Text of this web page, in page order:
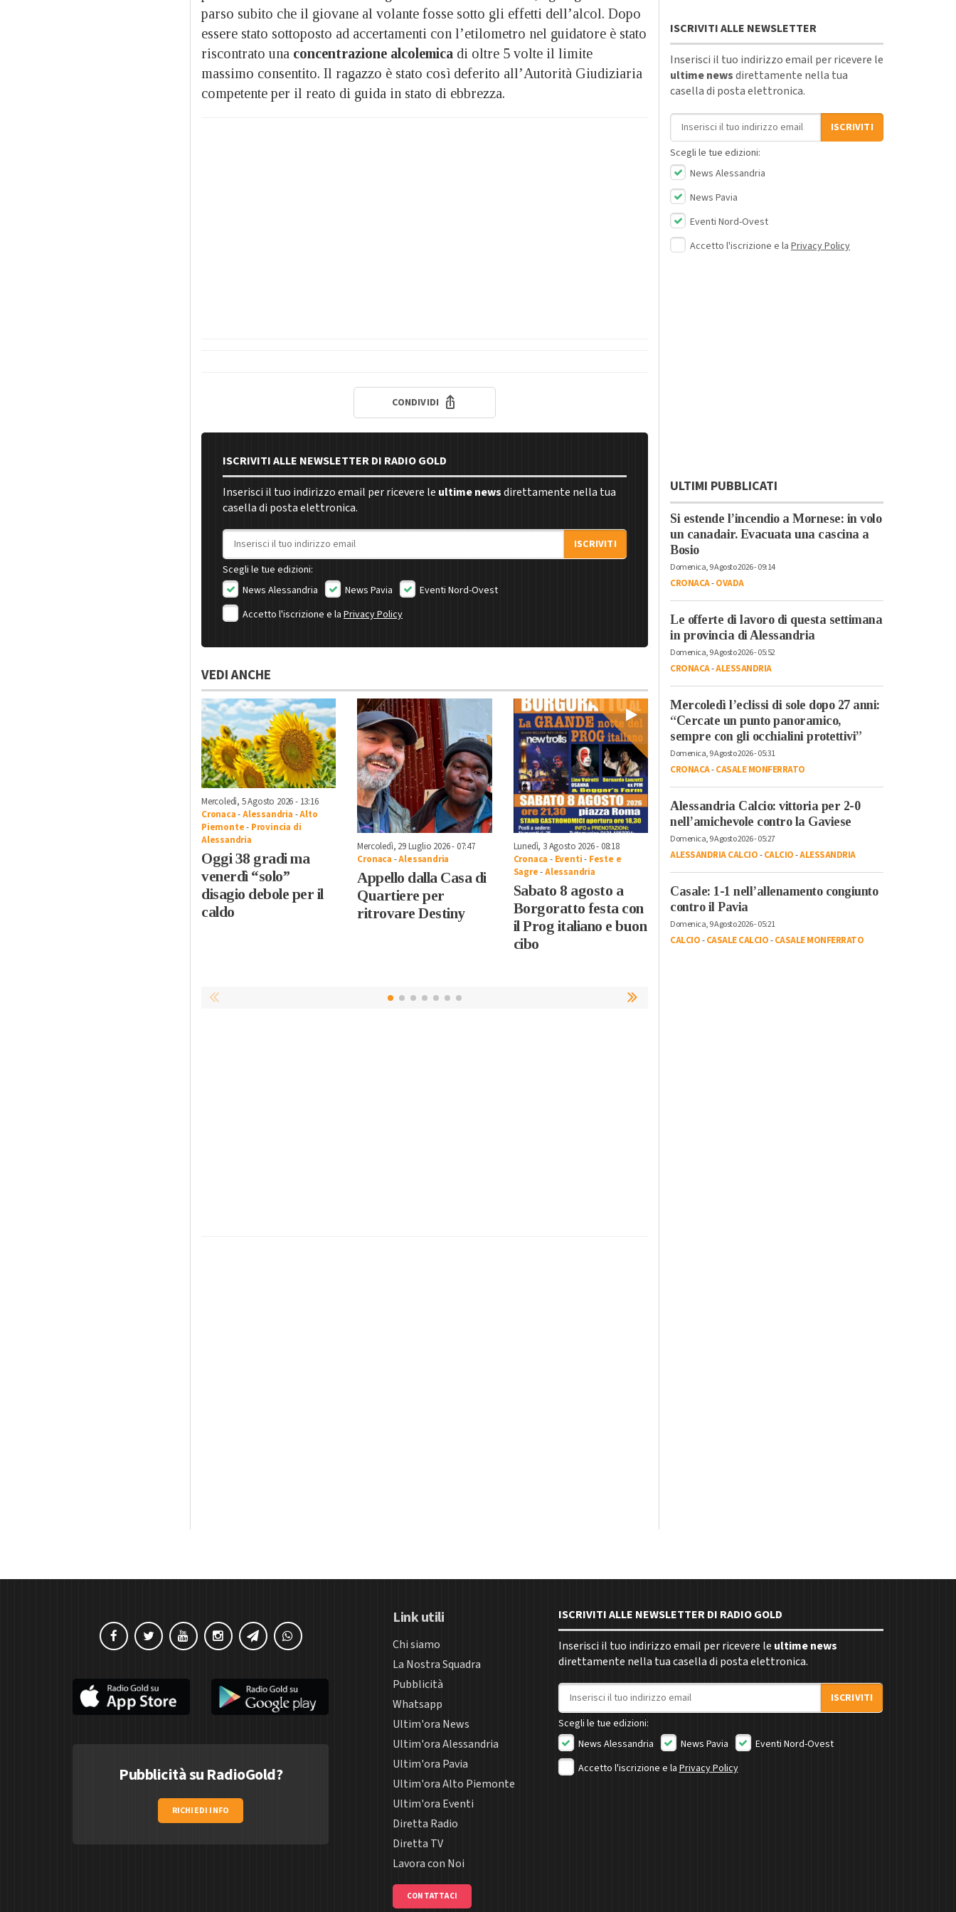
parso subito che il giovane al volante fosse sotto gli effetti dell’alcol. Dopo
essere stato sottoposto ad accertamenti con l’etilometro nel guidatore è stato
riscontrato una concentrazione alcolemica di oltre 5 volte il limite
massimo consentito. Il ragazzo è stato così deferito all’Autorità Giudiziaria
competente per il reato di guida in stato di ebbrezza.
CONDIVIDI
ISCRIVITI ALLE NEWSLETTER DI RADIO GOLD
Inserisci il tuo indirizzo email per ricevere le ultime newsdirettamente nella tua
casella di posta elettronica.
Indirizzo email
ISCRIVITI
Scegli le tue edizioni:
News Alessandria
News Pavia
Eventi Nord-Ovest
Accetto l'iscrizione e la Privacy Policy
VEDI ANCHE
Mercoledì, 5 Agosto 2026 - 13:16
Cronaca-Alessandria -Alto
Piemonte- Provincia di
Alessandria
Oggi 38 gradi ma
venerdì “solo”
disagio debole per il
caldo
Mercoledì, 29 Luglio 2026 - 07:47
Cronaca -Alessandria
Appello dalla Casa di
Quartiere per
ritrovare Destiny
Lunedì, 3 Agosto 2026 - 08:18
Cronaca - Eventi- Feste e
Sagre-Alessandria
Sabato 8 agosto a
Borgoratto festa con
il Prog italiano e buon
cibo
Giovedì, 30 Luglio 2026 - 15:02
Cronaca-Alessandria
La Fondazione Cral
aiuta la Croce Verde:
contributo per la
nuova
“autoambulanza 97”
Cronaca
Piemonte-Provincia di
Alessandria
Primi effetti taglio
Benzina stabile a
ISCRIVITI ALLE NEWSLETTER
Inserisci il tuo indirizzo email per ricevere le
ultime newsdirettamente nella tua
casella di posta elettronica.
Indirizzo email
ISCRIVITI
Scegli le tue edizioni:
News Alessandria
News Pavia
Eventi Nord-Ovest
Accetto l'iscrizione e la Privacy Policy
ULTIMI PUBBLICATI
Si estende l’incendio a Mornese: in volo
un canadair. Evacuata una cascina a
Bosio
Domenica, 9 Agosto 2026 - 09:14
CRONACA-OVADA
Le offerte di lavoro di questa settimana
in provincia di Alessandria
Domenica, 9 Agosto 2026 - 05:52
CRONACA-ALESSANDRIA
Mercoledì l’eclissi di sole dopo 27 anni:
“Cercate un punto panoramico,
sempre con gli occhialini protettivi”
Domenica, 9 Agosto 2026 - 05:31
CRONACA-CASALE MONFERRATO
Alessandria Calcio: vittoria per 2-0
nell’amichevole contro la Gaviese
Domenica, 9 Agosto 2026 - 05:27
ALESSANDRIA CALCIO-CALCIO-ALESSANDRIA
Casale: 1-1 nell’allenamento congiunto
contro il Pavia
Domenica, 9 Agosto 2026 - 05:21
CALCIO-CASALE CALCIO-CASALE MONFERRATO
Pubblicità su RadioGold?
RICHIEDI INFO
Link utili
Chi siamo
La Nostra Squadra
Pubblicità
Whatsapp
Ultim'ora News
Ultim'ora Alessandria
Ultim'ora Pavia
Ultim'ora Alto Piemonte
Ultim'ora Eventi
Diretta Radio
Diretta TV
Lavora con Noi
CONTATTACI
ISCRIVITI ALLE NEWSLETTER DI RADIO GOLD
Inserisci il tuo indirizzo email per ricevere le ultime news
direttamente nella tua casella di posta elettronica.
Indirizzo email
ISCRIVITI
Scegli le tue edizioni:
News Alessandria
News Pavia
Eventi Nord-Ovest
Accetto l'iscrizione e la Privacy Policy